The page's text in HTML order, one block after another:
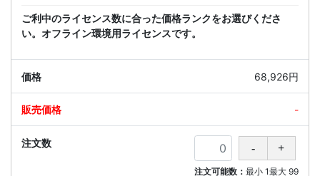
ご利中のライセンス数に合った価格ランクをお選びくださ
い。オフライン環境用ライセンスです。
68,926円
-
注文可能数： 最小 1最大 99